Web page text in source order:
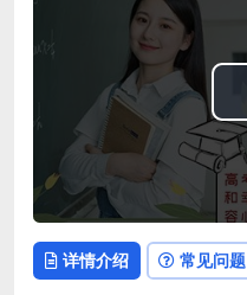
详情介绍 常见问题